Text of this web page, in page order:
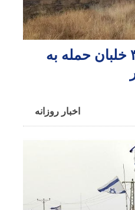
سرنوشت مبهم ۳ خلبان حمله به
اخبار روزانه